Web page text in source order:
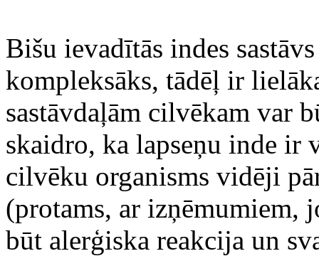
Bišu ievadītās indes
kompleksāks, tādēļ ir
sastāvdaļām cilvēkam var
skaidro, ka lapseņu inde ir
cilvēku organisms vidēji
(protams, ar izņēmumiem,
būt alerģiska reakcija un